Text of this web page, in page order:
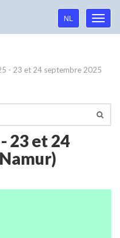
Language
navigation
NL
- 23 et 24 septembre 2025
23 et 24